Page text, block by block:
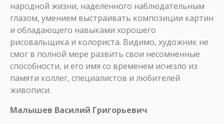
народной жизни, наделенного наблюдательным
глазом, умением выстраивать композиции картин
и обладающего навыками хорошего
рисовальщика и колориста. Видимо, художник не
смог в полной мере развить свои несомненные
способности, и его имя со временем исчезло из
памяти коллег, специалистов и любителей
живописи.
Малышев Василий Григорьевич